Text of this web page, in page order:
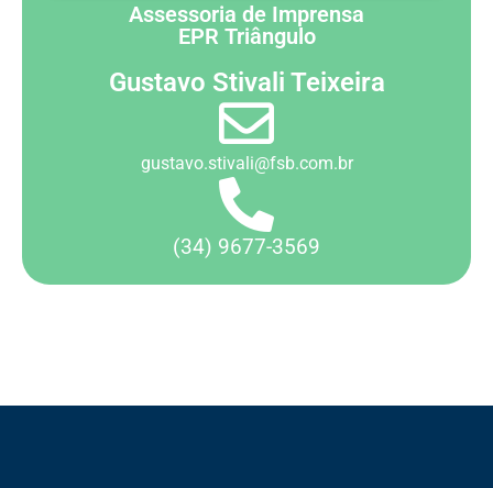
Assessoria de Imprensa
EPR Triângulo
Gustavo Stivali Teixeira
gustavo.stivali@fsb.com.br
(34) 9677-3569